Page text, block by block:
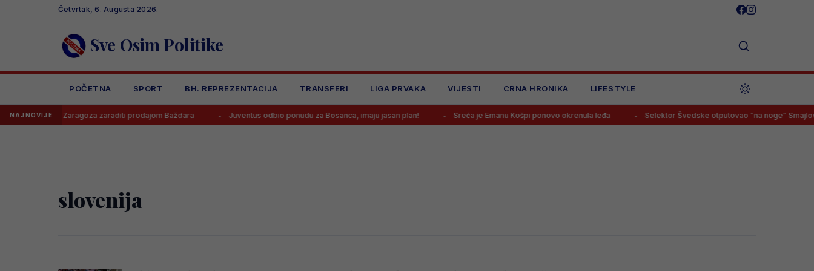
Četvrtak, 6. Augusta 2026.
Sve Osim Politike
POČETNA SPORT BH. REPREZENTACIJA TRANSFERI LIGA PRVAKA VIJESTI CRNA HRONIKA LIFESTYLE
NAJNOVIJE
koliko će Zaragoza zaraditi prodajom Baždara Juventus odbio ponudu za Bosanca, imaju jasan plan! Sreća je Emanu Košpi ponovo okrenula leđa Selektor Švedske otputovao “na noge”
slovenija